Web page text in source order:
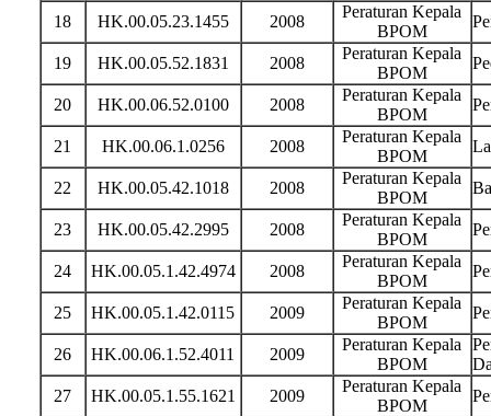
18 HK.00.05.23.1455 2008
Peraturan Kepala
BPOM
19 HK.00.05.52.1831 2008
Peraturan Kepala
BPOM
20 HK.00.06.52.0100 2008
Peraturan Kepala
BPOM
21 HK.00.06.1.0256 2008
Peraturan Kepala
BPOM
22 HK.00.05.42.1018 2008
Peraturan Kepala
BPOM
23 HK.00.05.42.2995 2008
Peraturan Kepala
BPOM
24 HK.00.05.1.42.4974 2008
Peraturan Kepala
BPOM
25 HK.00.05.1.42.0115 2009
Peraturan Kepala
BPOM
26 HK.00.06.1.52.4011 2009
Peraturan Kepala
BPOM
27
HK.00.05.1.55.1621 2009
Peraturan Kepala
BPOM